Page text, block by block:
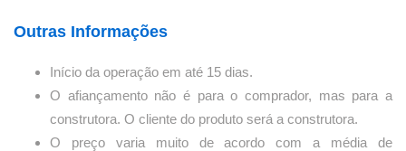
Outras Informações
Início da operação em até 15 dias.
O afiançamento não é para o comprador, mas para a
construtora. O cliente do produto será a construtora.
O preço varia muito de acordo com a média de